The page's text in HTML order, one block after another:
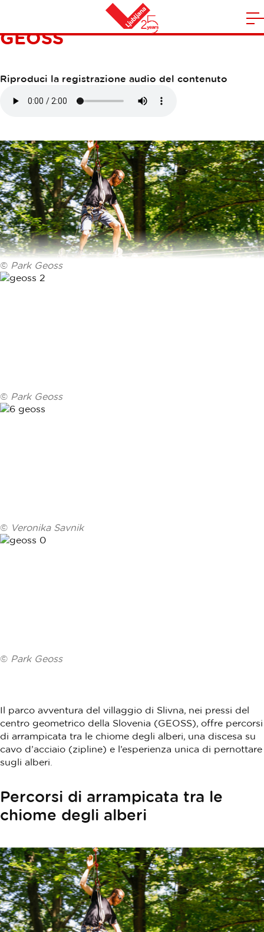
Casa
la
PARCO AVVENTURISTICO
GEOSS
Riproduci la registrazione audio del contenuto
© Park Geoss
© Park Geoss
© Veronika Savnik
© Park Geoss
Il parco avventura del villaggio di Slivna, nei pressi del
centro geometrico della Slovenia (GEOSS), offre percorsi
di arrampicata tra le chiome degli alberi, una discesa su
cavo d’acciaio (zipline) e l’esperienza unica di pernottare
sugli alberi.
Percorsi di arrampicata tra le
chiome degli alberi